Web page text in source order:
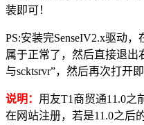
装即可！
PS:安装完SenseIV2.x驱动
属于正常了，然后直接退出
与scktsrvr”，然后再次打开即
说明： 用友T1商贸通11.0之
在网站注册，若是11.0之后